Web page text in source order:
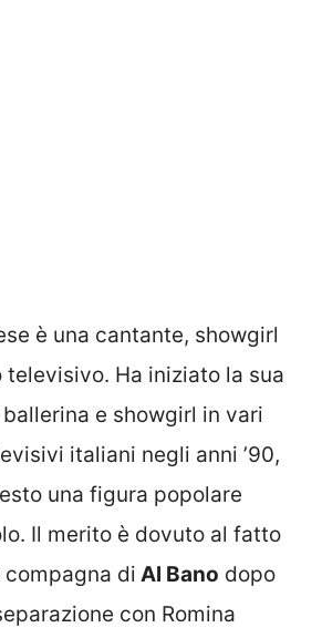
è una cantante, showgirl
televisivo. Ha iniziato la sua
e showgirl in vari
italiani negli anni ’90,
una figura popolare
Il merito è dovuto al fatto
di Al Bano dopo
con Romina